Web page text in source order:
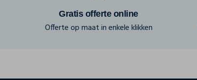
Gratis offerte online
Offerte op maat in enkele klikken